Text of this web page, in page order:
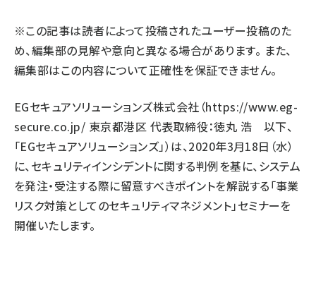
※この記事は読者によって投稿されたユーザー投稿のた
め、編集部の見解や意向と異なる場合があります。 また、
編集部はこの内容について正確性を保証できません。
EGセキュアソリューションズ株式会社（https://www.eg-
secure.co.jp/ 東京都港区 代表取締役：徳丸 浩 以下、
「EGセキュアソリューションズ」）は、2020年3月18日（水）
に、セキュリティインシデントに関する判例を基に、システム
を発注・受注する際に留意すべきポイントを解説する「事業
リスク対策としてのセキュリティマネジメント」セミナーを
開催いたします。